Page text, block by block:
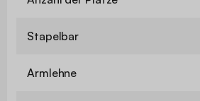
Stapelbar
Armlehne